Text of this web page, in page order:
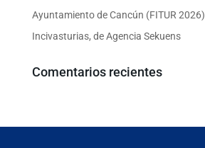
Ayuntamiento de Cancún (FITUR 2026)
Incivasturias, de Agencia Sekuens
Comentarios recientes